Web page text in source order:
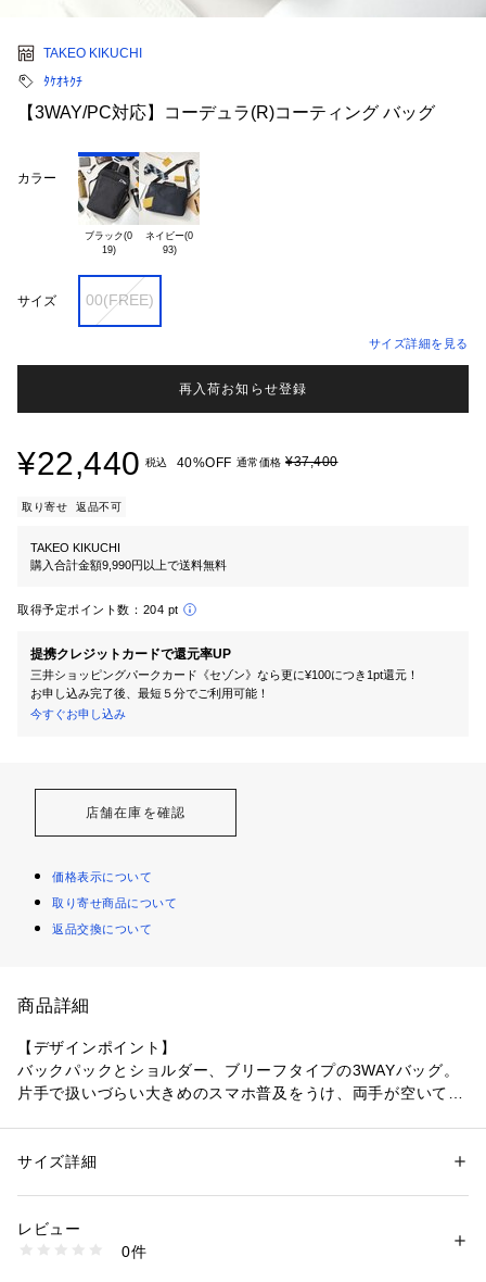
TAKEO KIKUCHI
ﾀｹｵｷｸﾁ
【3WAY/PC対応】コーデュラ(R)コーティング バッグ
カラー
ブラック(0
19)
ネイビー(0
93)
サイズ 00(FREE)
サイズ詳細を見る
再入荷お知らせ登録
¥22,440 税込 40%OFF 通常価格 ¥37,400
取り寄せ 返品不可
TAKEO KIKUCHI
購入合計金額9,990円以上で送料無料
取得予定ポイント数： 204 pt
提携クレジットカードで還元率UP
三井ショッピングパークカード《セゾン》なら更に¥100につき1pt還元！
お申し込み完了後、最短５分でご利用可能！
今すぐお申し込み
店舗在庫を確認
価格表示について
取り寄せ商品について
返品交換について
商品詳細
【デザインポイント】
バックパックとショルダー、ブリーフタイプの3WAYバッグ。
片手で扱いづらい大きめのスマホ普及をうけ、両手が空いて助
ブリーフのハンドルは収納可能ですっきりした見え方に。
なりました。
性別：メンズ
素材：本体: ポリエステル（ポリカーボネートコーティング） 持ち手: 牛
生産国：ベトナム製
1095800000089
サイズ詳細
レビュー
0件